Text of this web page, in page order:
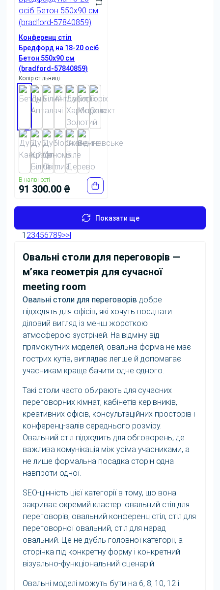
Конференц стіл
Бредфорд на 18-20 осіб
Бетон 550x90 см
(bradford-57840859)
Колір стільниці
В наявності
91 300.00 ₴
Показати ще
1 23456789>>|
Овальні столи для переговорів —
м’яка геометрія для сучасної
meeting room
Овальні столи для переговорів добре
підходять для офісів, які хочуть поєднати
діловий вигляд із менш жорсткою
атмосферою зустрічей. На відміну від
прямокутних моделей, овальна форма не має
гострих кутів, виглядає легше й допомагає
учасникам краще бачити одне одного.
Такі столи часто обирають для сучасних
переговорних кімнат, кабінетів керівників,
креативних офісів, консультаційних просторів і
конференц-залів середнього розміру.
Овальний стіл підходить для обговорень, де
важлива комунікація між усіма учасниками, а
не лише формальна посадка сторін одна
навпроти одної.
SEO-цінність цієї категорії в тому, що вона
закриває окремий кластер: овальний стіл для
переговорів, овальний конференц стіл, стіл для
переговорної овальний, стіл для нарад
овальний. Це не дубль головної категорії, а
сторінка під конкретну форму і конкретний
візуально-функціональний сценарій.
Овальні моделі можуть бути на 6, 8, 10, 12 і